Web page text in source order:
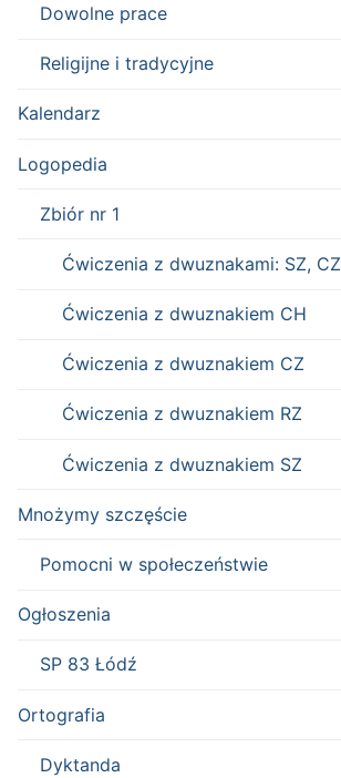
Dowolne prace
Religijne i tradycyjne
Kalendarz
Logopedia
Zbiór nr 1
Ćwiczenia z dwuznakami: SZ, CZ
Ćwiczenia z dwuznakiem CH
Ćwiczenia z dwuznakiem CZ
Ćwiczenia z dwuznakiem RZ
Ćwiczenia z dwuznakiem SZ
Mnożymy szczęście
Pomocni w społeczeństwie
Ogłoszenia
SP 83 Łódź
Ortografia
Dyktanda